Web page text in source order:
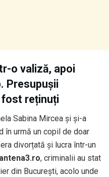
o valiză, apoi
Presupușii
fost reținuți
Sabina Mircea și și-a
în urmă un copil de doar
divorțată și lucra într-un
antena3.ro, criminalii au stat
din București, acolo unde